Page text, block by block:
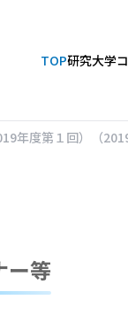
TOP研究大学
年度第１回）（
ー等